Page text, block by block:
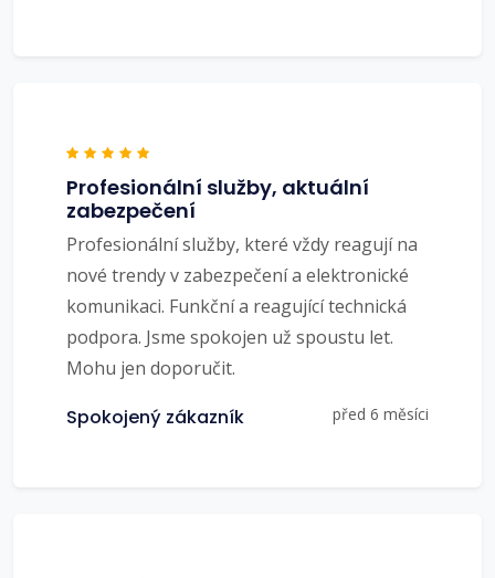
Profesionální služby, aktuální
zabezpečení
Profesionální služby, které vždy reagují na
nové trendy v zabezpečení a elektronické
komunikaci. Funkční a reagující technická
podpora. Jsme spokojen už spoustu let.
Mohu jen doporučit.
Spokojený zákazník před 6 měsíci